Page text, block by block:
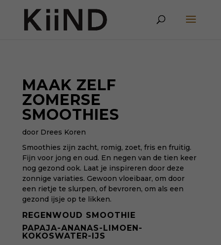
MAAK ZELF
ZOMERSE
SMOOTHIES
door Drees Koren
Smoothies zijn zacht, romig, zoet, fris en fruitig.
Fijn voor jong en oud. En negen van de tien keer
nog gezond ook. Laat je inspireren door deze
zonnige variaties. Gewoon vloeibaar, om door
een rietje te slurpen, of bevroren, om als een
gezond ijsje op te likken.
REGENWOUD SMOOTHIE
PAPAJA-ANANAS-LIMOEN-
KOKOSWATER-IJS